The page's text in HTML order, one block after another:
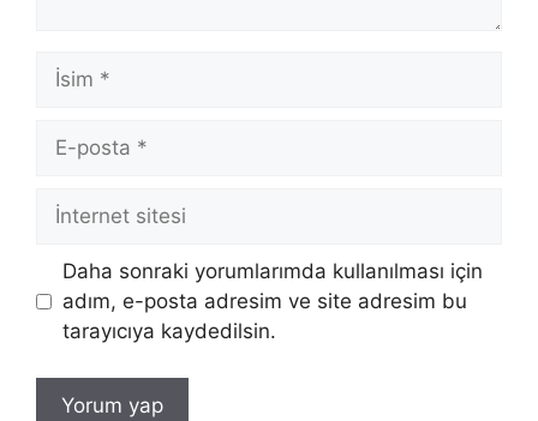
İsim
posta
İnternet
Daha sonraki yorumlarımda kullanılması için
adım, e-posta adresim ve site adresim bu
tarayıcıya kaydedilsin.